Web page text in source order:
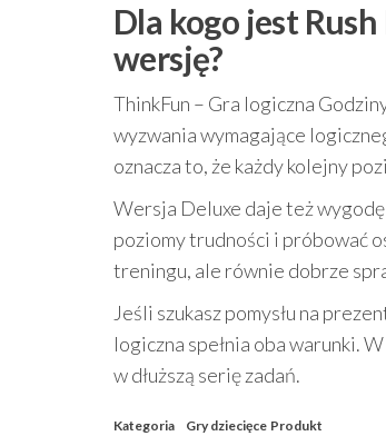
Dla kogo jest
wersję?
ThinkFun – Gra logiczna
wyzwania wymagające
oznacza to, że każdy kolejny
Wersja Deluxe daje też
poziomy trudności i próbować
treningu, ale równie dobrze
Jeśli szukasz pomysłu na
logiczna spełnia oba warunki.
w dłuższą serię zadań.
Kategoria Gry dziecięce Produkt